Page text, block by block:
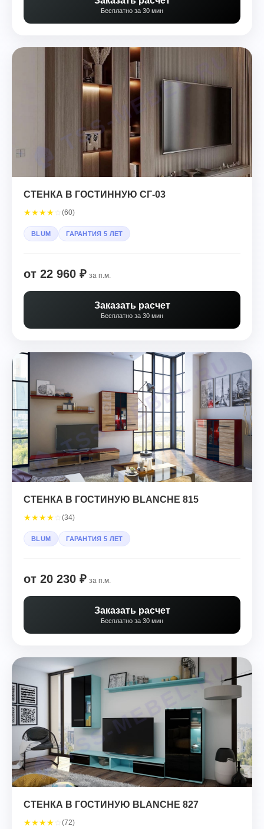
Бесплатно за 30 мин
СТЕНКА В ГОСТИННУЮ СГ-03
★★★★ (60)
BLUM ГАРАНТИЯ 5 ЛЕТ
от 22 960 ₽ за п.м.
Заказать расчет
Бесплатно за 30 мин
СТЕНКА В ГОСТИНУЮ BLANCHE 815
★★★★ (34)
BLUM ГАРАНТИЯ 5 ЛЕТ
от 20 230 ₽ за п.м.
Заказать расчет
Бесплатно за 30 мин
СТЕНКА В ГОСТИНУЮ BLANCHE 827
★★★★ (72)